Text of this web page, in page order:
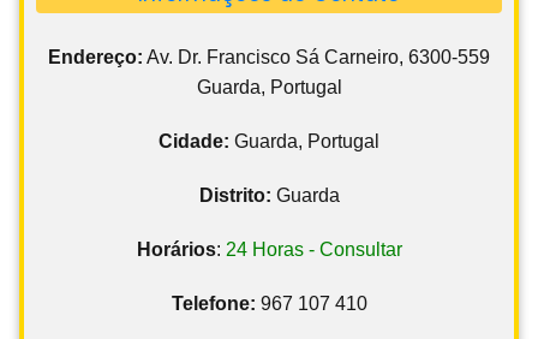
Endereço: Av. Dr. Francisco Sá Carneiro, 6300-559
Guarda, Portugal
Cidade: Guarda, Portugal
Distrito: Guarda
Horários: 24 Horas - Consultar
Telefone: 967 107 410